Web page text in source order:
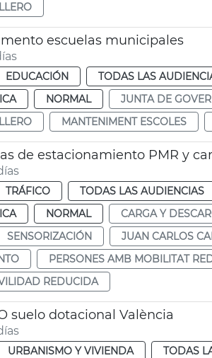
escuelas municipales
EDUCACIÓN TODAS LAS
NORMAL JUNTA DE
MANTENIMENT ESCOLES
de estacionamiento PMR y
TRÁFICO TODAS LAS AUDIENCIAS
NORMAL CARGA Y
SENSORIZACIÓN JUAN CARLOS
PERSONES AMB MOBILITAT
REDUCIDA
suelo dotacional València
URBANISMO Y VIVIENDA TODAS